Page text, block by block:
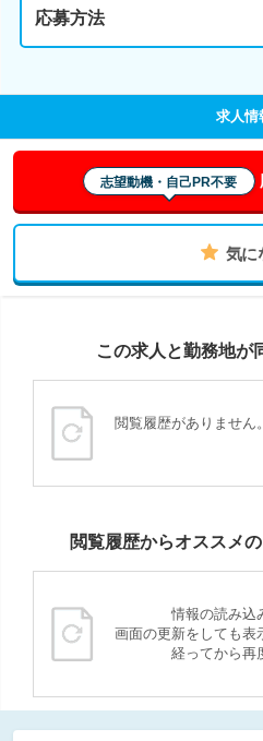
応募方法
求人情
志望動機・自己PR不要
気に
この求人と勤務地が
閲覧履歴がありません
閲覧履歴からオススメ
情報の読み込
画面の更新をしても表
経ってから再